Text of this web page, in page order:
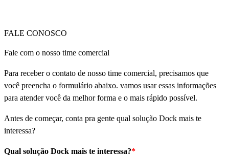
FALE CONOSCO
Fale com o nosso time comercial
Para receber o contato de nosso time comercial, precisamos que
você preencha o formulário abaixo. vamos usar essas informações
para atender você da melhor forma e o mais rápido possível.
Antes de começar, conta pra gente qual solução Dock mais te
interessa?
Qual solução Dock mais te interessa?*